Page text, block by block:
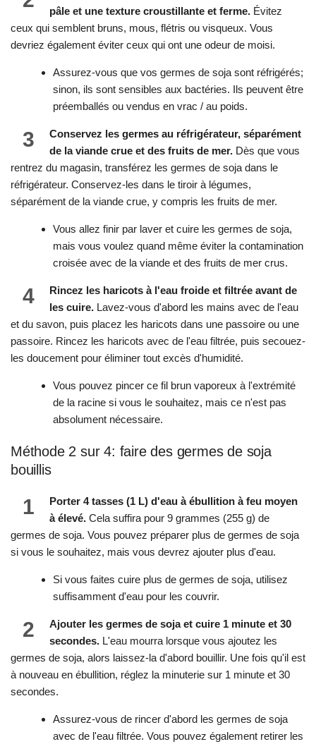
pâle et une texture croustillante et ferme. Évitez
ceux qui semblent bruns, mous, flétris ou visqueux. Vous
devriez également éviter ceux qui ont une odeur de moisi.
Assurez-vous que vos germes de soja sont réfrigérés;
sinon, ils sont sensibles aux bactéries. Ils peuvent être
préemballés ou vendus en vrac / au poids.
3
Conservez les germes au réfrigérateur, séparément
de la viande crue et des fruits de mer. Dès que vous
rentrez du magasin, transférez les germes de soja dans le
réfrigérateur. Conservez-les dans le tiroir à légumes,
séparément de la viande crue, y compris les fruits de mer.
Vous allez finir par laver et cuire les germes de soja,
mais vous voulez quand même éviter la contamination
croisée avec de la viande et des fruits de mer crus.
4
Rincez les haricots à l'eau froide et filtrée avant de
les cuire. Lavez-vous d'abord les mains avec de l'eau
et du savon, puis placez les haricots dans une passoire ou une
passoire. Rincez les haricots avec de l'eau filtrée, puis secouez-
les doucement pour éliminer tout excès d'humidité.
Vous pouvez pincer ce fil brun vaporeux à l'extrémité
de la racine si vous le souhaitez, mais ce n'est pas
absolument nécessaire.
Méthode 2 sur 4: faire des germes de soja
bouillis
1
Porter 4 tasses (1 L) d'eau à ébullition à feu moyen
à élevé. Cela suffira pour 9 grammes (255 g) de
germes de soja. Vous pouvez préparer plus de germes de soja
si vous le souhaitez, mais vous devrez ajouter plus d'eau.
Si vous faites cuire plus de germes de soja, utilisez
suffisamment d'eau pour les couvrir.
2
Ajouter les germes de soja et cuire 1 minute et 30
secondes. L'eau mourra lorsque vous ajoutez les
germes de soja, alors laissez-la d'abord bouillir. Une fois qu'il est
à nouveau en ébullition, réglez la minuterie sur 1 minute et 30
secondes.
Assurez-vous de rincer d'abord les germes de soja
avec de l'eau filtrée. Vous pouvez également retirer les